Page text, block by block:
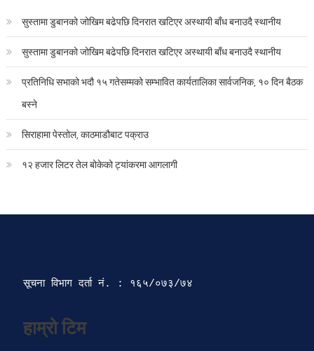
सुस्तामा डुबानको जोखिम बढेपछि दिनरात खटिएर अस्थायी बाँध बनाउदै स्थानीय
सुस्तामा डुबानको जोखिम बढेपछि दिनरात खटिएर अस्थायी बाँध बनाउदै स्थानीय
प्रतिनिधि सभाको भदौ १५ गतेसम्मको सम्भावित कार्यतालिका सार्वजनिक, १० दिन बैठक
बस्ने
सिराहामा पेस्तोल, काठमाडौबाट पक्राउ
१२ हजार लिटर तेल बोकेको ट्यांकरमा आगलागी
सूचना विभाग दर्ता‍ नं. : १६५/०७३/७४
हाम्रो टिम